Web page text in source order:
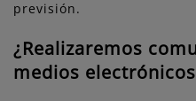
previsión.
¿Realizaremos
medios